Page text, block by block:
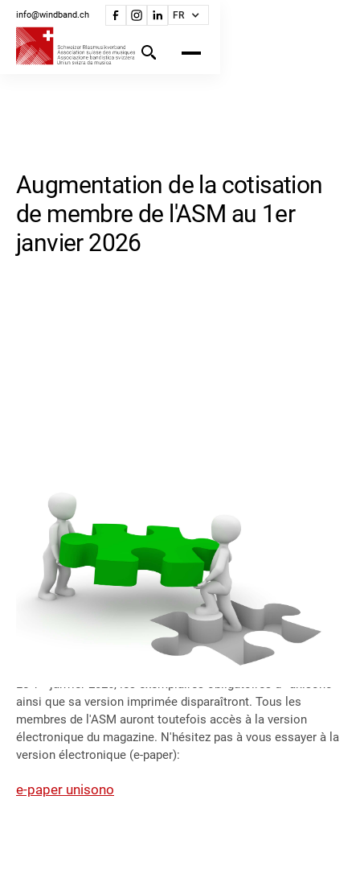
info@windband.ch FR
Augmentation de la cotisation
de membre de l'ASM au 1er
janvier 2026
Lors de l'Assemblée des délégués de l'Association suisse
des musiques (ASM) du 26 avril 2025 à Schaffhouse, les
délégués se sont prononcés à l'unanimité en faveur d'une
restructuration et d'une augmentation de CHF 1.50 de la
cotisation de membre. Ils ont en outre approuvé la
suppression des exemplaires obligatoires d'«unisono».
ainsi que sa version imprimée disparaîtront. Tous les
membres de l'ASM auront toutefois accès à la version
électronique du magazine. N'hésitez pas à vous essayer à la
version électronique (e-paper):
e-paper unisono